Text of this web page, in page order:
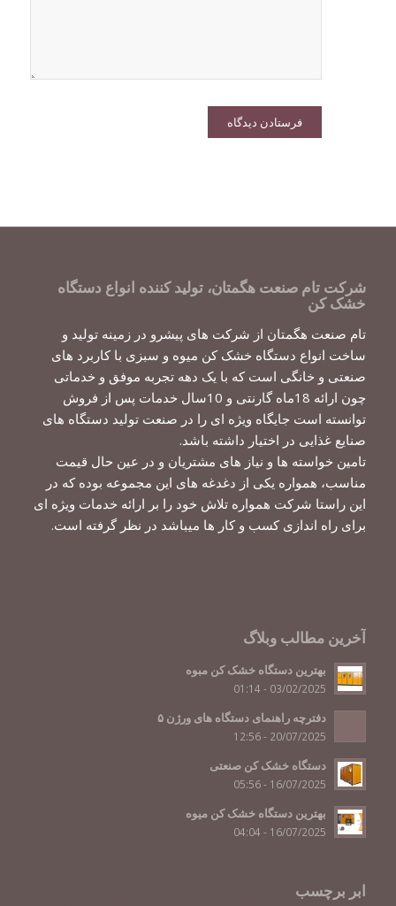
شرکت تام صنعت هگمتان، تولید کننده انواع دستگاه
خشک کن
تام صنعت هگمتان از شرکت های پیشرو در زمینه تولید و
ساخت انواع دستگاه خشک کن میوه و سبزی با کاربرد های
صنعتی و خانگی است که با یک دهه تجربه موفق و خدماتی
چون ارائه 18ماه گارنتی و 10سال خدمات پس از فروش
توانسته است جایگاه ویژه ای را در صنعت تولید دستگاه های
صنایع غذایی در اختیار داشته باشد.
تامین خواسته ها و نیاز های مشتریان و در عین حال قیمت
مناسب، همواره یکی از دغدغه های این مجموعه بوده که در
این راستا شرکت همواره تلاش خود را بر ارائه خدمات ویژه ای
برای راه اندازی کسب و کار ها میباشد در نظر گرفته است.
آخرین مطالب وبلاگ
بهترین دستگاه خشک کن مبوه
03/02/2025 - 01:14
دفترچه راهنمای دستگاه های ورژن ۵
20/07/2025 - 12:56
دستگاه خشک کن صنعتی
16/07/2025 - 05:56
بهترین دستگاه خشک کن میوه
16/07/2025 - 04:04
ابر برچسب